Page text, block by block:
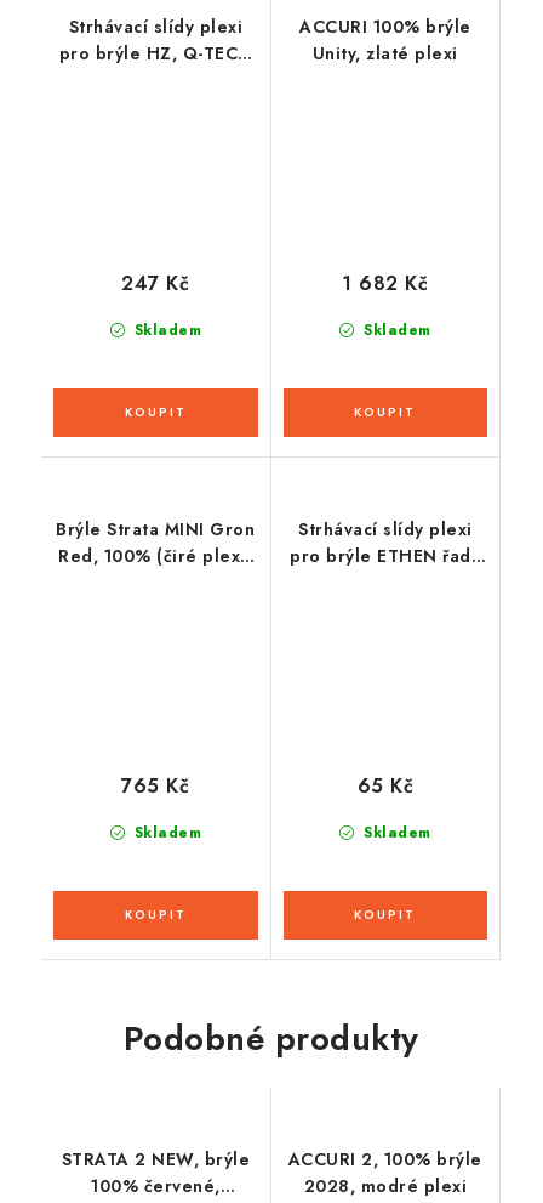
Strhávací slídy plexi
pro brýle HZ, Q-TECH
Skladem
247 Kč
ACCURI 100% brýle
Unity, zlaté plexi
Skladem
1 682 Kč
Brýle Strata MINI Gron
Red, 100% (čiré plexi)
Skladem
765 Kč
Strhávací slídy plexi
pro brýle ETHEN řady
Skladem
65 Kč
Podobné produkty
STRATA 2 NEW, brýle
100% červené,
ACCURI 2, 100% brýle
2028, modré plexi